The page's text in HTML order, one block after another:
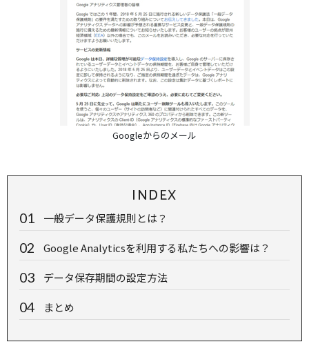
Googleからのメール
INDEX
一般データ保護規則とは？
Google Analyticsを利用する私たちへの影響は？
データ保存期間の設定方法
まとめ